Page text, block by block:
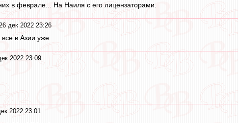
в феврале... На Наиля с его лицензаторами.
дек 2022 23:26
в Азии уже
2022 23:09
2022 23:01